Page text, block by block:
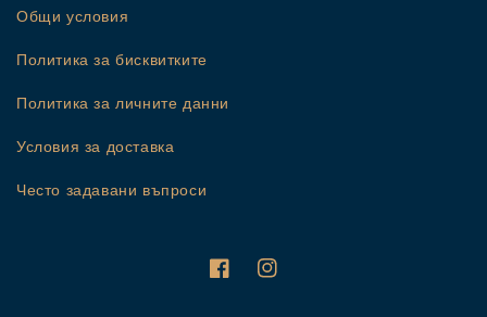
Общи условия
Политика за бисквитките
Политика за личните данни
Условия за доставка
Често задавани въпроси
FacebookInstagram